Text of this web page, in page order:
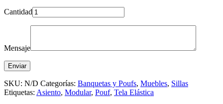
Cantidad
Mensaje
SKU: N/D Categorías: Banquetas y Poufs, Muebles, Sillas
Etiquetas: Asiento, Modular, Pouf, Tela Elástica